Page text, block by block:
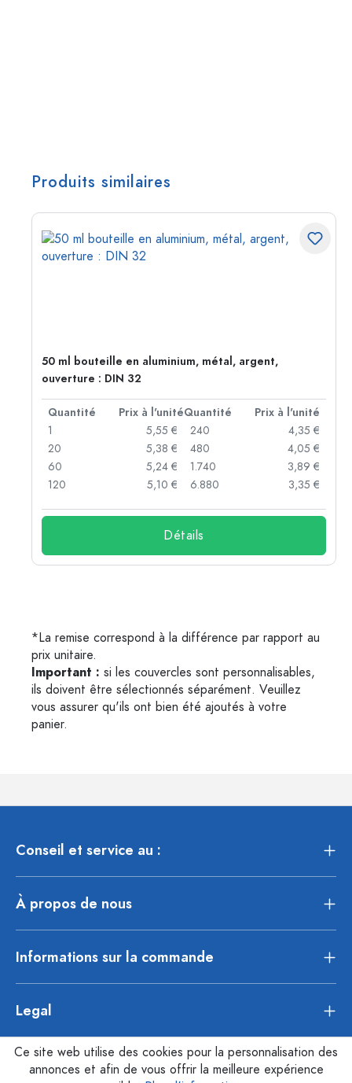
Produits similaires
50 ml bouteille en aluminium, métal, argent,
ouverture : DIN 32
Quantité Prix à l'unitéQuantité
Prix à l'unité
1
5,55 €
20
5,38 €
60
5,24 €
120
5,10 €
240
4,35 €
480
4,05 €
1.740
3,89 €
6.880
3,35 €
Détails
*La remise correspond à la différence par rapport au
prix unitaire.
Important : si les couvercles sont personnalisables,
ils doivent être sélectionnés séparément. Veuillez
vous assurer qu'ils ont bien été ajoutés à votre
panier.
Conseil et service au :
À propos de nous
Informations sur la commande
Legal
Ce site web utilise des cookies pour la personnalisation des
annonces et afin de vous offrir la meilleure expérience